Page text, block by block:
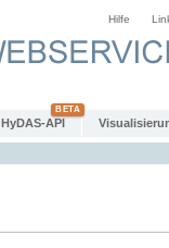
Hilfe
HyDAS-API